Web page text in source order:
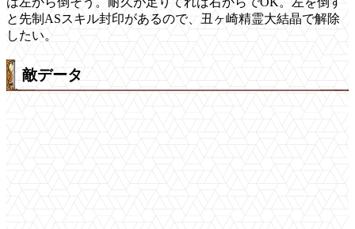
と先制ASスキル封印があるので、丑ヶ崎精霊大結晶で解除
したい。
敵データ